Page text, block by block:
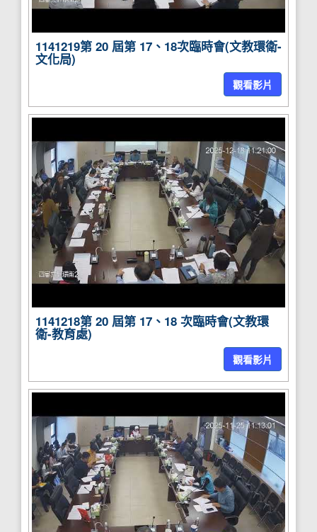
1141219第 20 屆第 17、18次臨時會(文教環衛-
文化局)
觀看影片
1141218第 20 屆第 17、18 次臨時會(文教環
衛-教育處)
觀看影片